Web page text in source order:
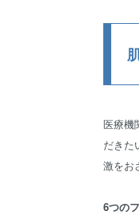
医療機
だきた
激をお
6つの